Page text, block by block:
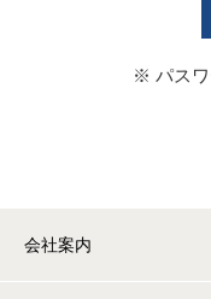
※ パスワ
会社案内